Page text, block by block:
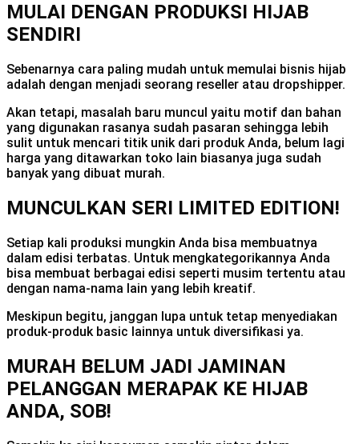
MULAI DENGAN PRODUKSI HIJAB
SENDIRI
Sebenarnya cara paling mudah untuk memulai bisnis hijab
adalah dengan menjadi seorang reseller atau dropshipper.
Akan tetapi, masalah baru muncul yaitu motif dan bahan
yang digunakan rasanya sudah pasaran sehingga lebih
sulit untuk mencari titik unik dari produk Anda, belum lagi
harga yang ditawarkan toko lain biasanya juga sudah
banyak yang dibuat murah.
MUNCULKAN SERI LIMITED EDITION!
Setiap kali produksi mungkin Anda bisa membuatnya
dalam edisi terbatas. Untuk mengkategorikannya Anda
bisa membuat berbagai edisi seperti musim tertentu atau
dengan nama-nama lain yang lebih kreatif.
Meskipun begitu, janggan lupa untuk tetap menyediakan
produk-produk basic lainnya untuk diversifikasi ya.
MURAH BELUM JADI JAMINAN
PELANGGAN MERAPAK KE HIJAB
ANDA, SOB!